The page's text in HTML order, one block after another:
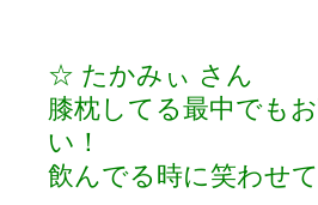
☆ たかみぃ さん
膝枕してる最中でも
い！
飲んでる時に笑わせ